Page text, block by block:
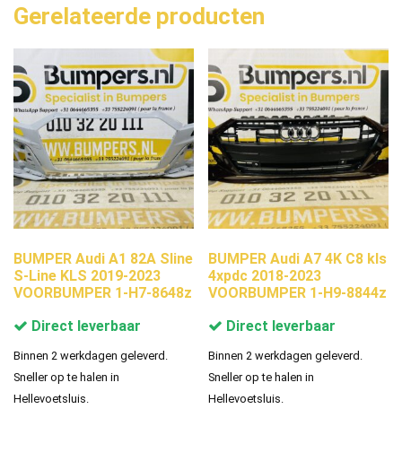
Gerelateerde producten
BUMPER Audi A1 82A Sline
S-Line KLS 2019-2023
VOORBUMPER 1-H7-8648z
Direct leverbaar
Binnen 2 werkdagen geleverd.
Sneller op te halen in
Hellevoetsluis.
BUMPER Audi A7 4K C8 kls
4xpdc 2018-2023
VOORBUMPER 1-H9-8844z
Direct leverbaar
Binnen 2 werkdagen geleverd.
Sneller op te halen in
Hellevoetsluis.